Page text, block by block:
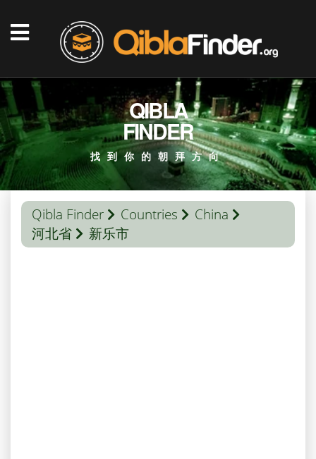
QIBLA
FINDER
找到你的朝拜方向
Qibla Finder Countries
China
河北省
新乐市